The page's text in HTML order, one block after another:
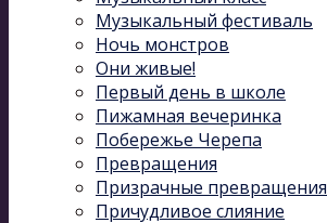
Музыкальный фестиваль
Ночь монстров
Они живые!
Первый день в школе
Пижамная вечеринка
Побережье Черепа
Превращения
Призрачные превращения
Причудливое слияние